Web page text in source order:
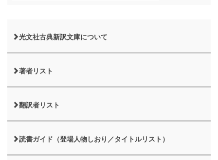
光文社古典新訳文庫について
著者リスト
翻訳者リスト
読書ガイド（登場人物しおり／タイトルリスト）